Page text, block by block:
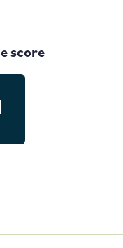
score